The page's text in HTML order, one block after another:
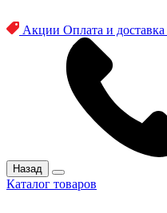
Акции Оплата и доставка
Назад
Каталог товаров